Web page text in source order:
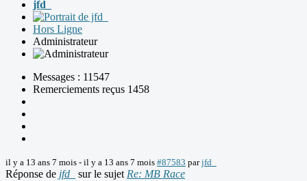
jfd_
Hors Ligne
Administrateur
Messages : 11547
Remerciements reçus 1458
il y a 13 ans 7 mois - il y a 13 ans 7 mois #87583 parjfd_
Réponse de jfd_ sur le sujet Re: MB Race